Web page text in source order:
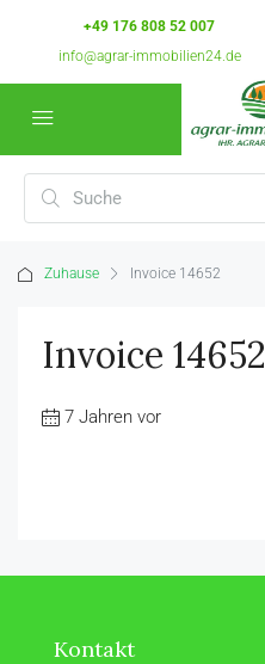
+49 176 808 52 007
info@agrar-immobilien24.de
Zuhause Invoice 14652
Invoice 14652
7 Jahren vor
Kontakt